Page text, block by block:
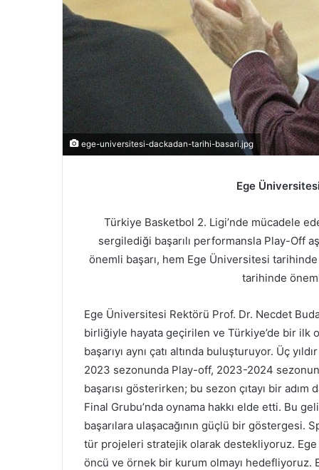
m
ege-universitesi-dackadan-tarihi-basari.jpg
Ege
Türkiye Basketbol 2. Ligi’nde mücadele
sergilediği başarılı performansla Play-Off
önemli başarı, hem Ege Üniversitesi
tarihinde
Ege Üniversitesi Rektörü Prof. Dr. Necdet
birliğiyle hayata geçirilen ve Türkiye’de bir ilk
başarıyı aynı çatı altında buluşturuyor. Üç
2023 sezonunda Play-off, 2023-2024
başarısı gösterirken; bu sezon çıtayı bir adım
Final Grubu’nda oynama hakkı elde etti. Bu
başarılara ulaşacağının güçlü bir
tür projeleri stratejik olarak destekliyoruz.
öncü ve örnek bir kurum olmayı hedefliyoruz.